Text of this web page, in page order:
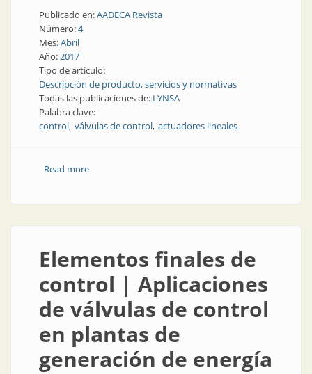
Publicado en:AADECA Revista
Número:4
Mes:Abril
Año:2017
Tipo de artículo:
Descripción de producto, servicios y normativas
Todas las publicaciones de: LYNSA
Palabra clave:
control válvulas de control actuadores lineales
Read moreabout Elementos finales de control | Válvulas y
Elementos finales de
control | Aplicaciones
de válvulas de control
en plantas de
generación de energía